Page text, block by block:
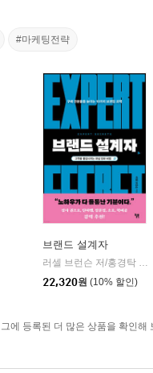
#마케팅전략
브랜드 설계자
러셀 브런슨 저/홍경탁 역
22,320원 (10% 할인)
에 등록된 더 많은 상품을 확인해